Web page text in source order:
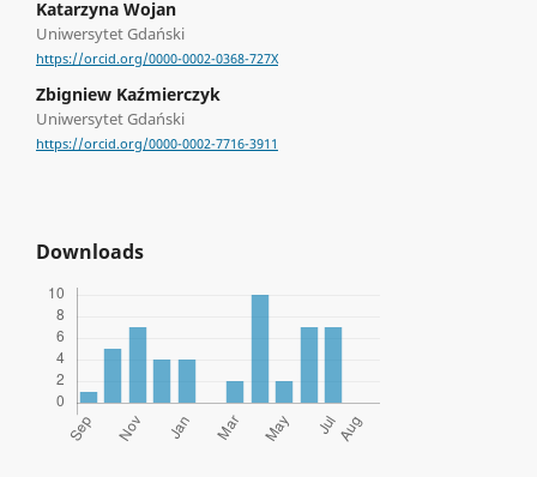
Katarzyna Wojan
Uniwersytet Gdański
https://orcid.org/0000-0002-0368-727X
Zbigniew Kaźmierczyk
Uniwersytet Gdański
https://orcid.org/0000-0002-7716-3911
Downloads